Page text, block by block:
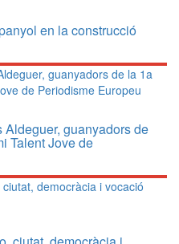
en la construcció
guanyadors de
Talent Jove de